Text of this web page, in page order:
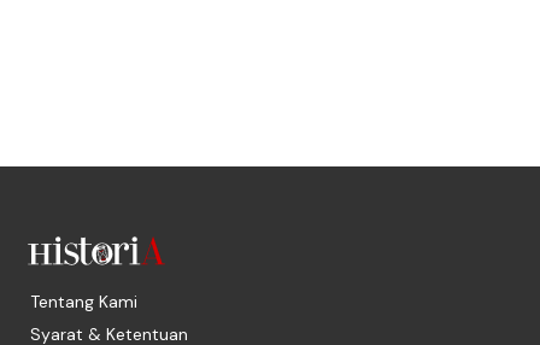
Tentang Kami
Syarat & Ketentuan